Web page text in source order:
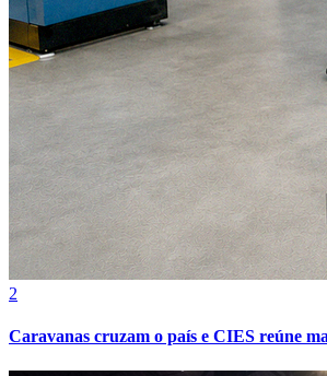
Atlético-MG
2
Caravanas cruzam o país e CIES reúne